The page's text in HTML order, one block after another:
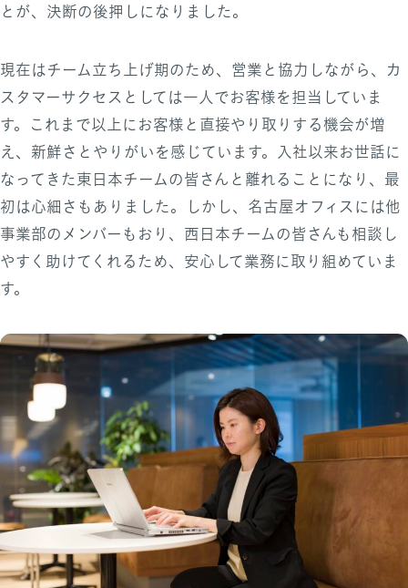
とが、決断の後押しになりました。
現在はチーム立ち上げ期のため、営業と協力しながら、カ
スタマーサクセスとしては一人でお客様を担当していま
す。これまで以上にお客様と直接やり取りする機会が増
え、新鮮さとやりがいを感じています。入社以来お世話に
なってきた東日本チームの皆さんと離れることになり、最
初は心細さもありました。しかし、名古屋オフィスには他
事業部のメンバーもおり、西日本チームの皆さんも相談し
やすく助けてくれるため、安心して業務に取り組めていま
す。